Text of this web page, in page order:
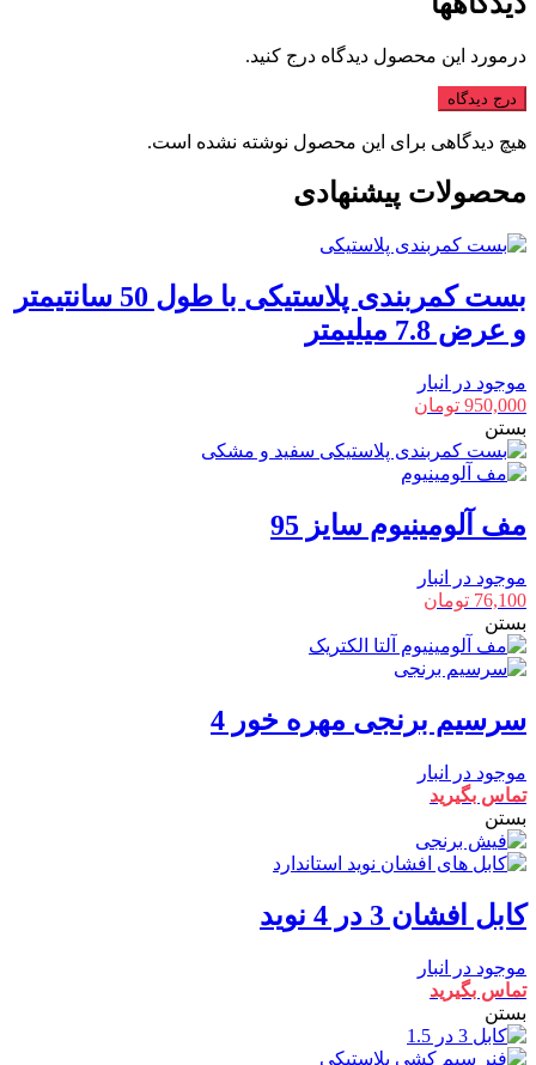
درمورد این محصول دیدگاه درج کنید.
درج دیدگاه
هیچ دیدگاهی برای این محصول نوشته نشده است.
محصولات پیشنهادی
بست کمربندی پلاستیکی با طول 50 سانتیمتر
و عرض 7.8 میلیمتر
موجود در انبار
950,000 تومان
بستن
مف آلومینیوم سایز 95
موجود در انبار
76,100 تومان
بستن
سرسیم برنجی مهره خور 4
موجود در انبار
تماس بگیرید
بستن
کابل افشان 3 در 4 نوید
موجود در انبار
تماس بگیرید
بستن